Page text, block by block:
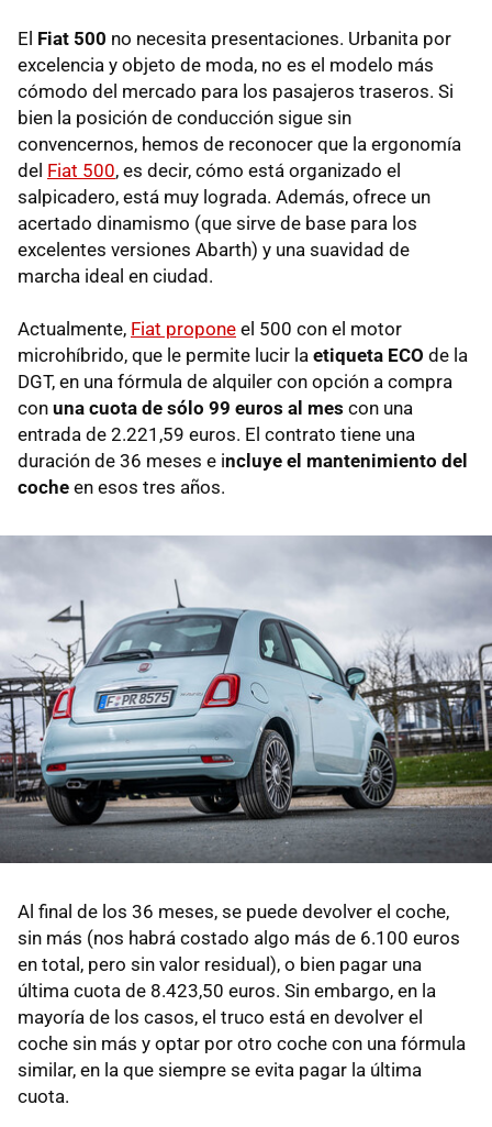
El Fiat 500 no necesita presentaciones. Urbanita por
excelencia y objeto de moda, no es el modelo más
cómodo del mercado para los pasajeros traseros. Si
bien la posición de conducción sigue sin
convencernos, hemos de reconocer que la ergonomía
del Fiat 500, es decir, cómo está organizado el
salpicadero, está muy lograda. Además, ofrece un
acertado dinamismo (que sirve de base para los
excelentes versiones Abarth) y una suavidad de
marcha ideal en ciudad.
Actualmente, Fiat propone el 500 con el motor
microhíbrido, que le permite lucir la etiqueta ECO de la
DGT, en una fórmula de alquiler con opción a compra
con una cuota de sólo 99 euros al mes con una
entrada de 2.221,59 euros. El contrato tiene una
duración de 36 meses e incluye el mantenimiento del
coche en esos tres años.
Al final de los 36 meses, se puede devolver el coche,
sin más (nos habrá costado algo más de 6.100 euros
en total, pero sin valor residual), o bien pagar una
última cuota de 8.423,50 euros. Sin embargo, en la
mayoría de los casos, el truco está en devolver el
coche sin más y optar por otro coche con una fórmula
similar, en la que siempre se evita pagar la última
cuota.